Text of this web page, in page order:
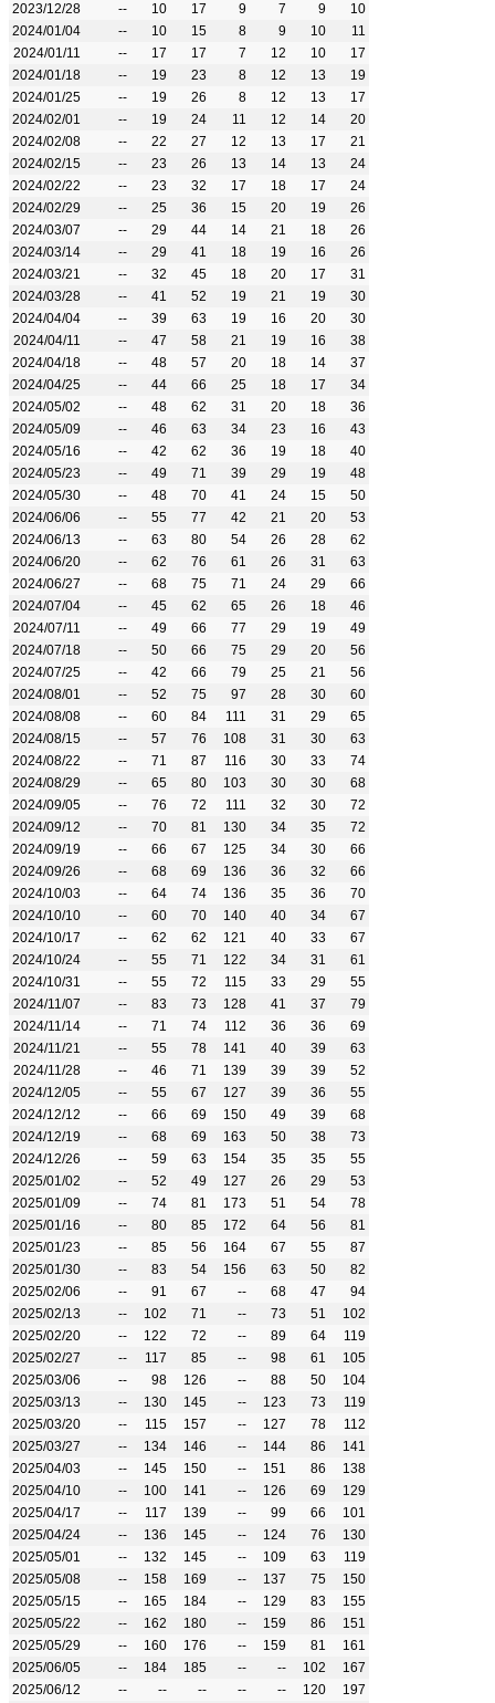
2023/12/28
-- 10 17 9 7 9
10
2024/01/04
-- 10 15 8 9 10
11
2024/01/11
-- 17 17 7 12 10
17
2024/01/18
-- 19 23 8 12 13
19
2024/01/25
-- 19 26 8 12 13
17
2024/02/01
-- 19 24 11 12 14
20
2024/02/08
-- 22 27 12 13 17
21
2024/02/15
-- 23 26 13 14 13
24
2024/02/22
-- 23 32 17 18 17
24
2024/02/29
-- 25 36 15 20 19
26
2024/03/07
-- 29 44 14 21 18
26
2024/03/14
-- 29 41 18 19 16
26
2024/03/21
-- 32 45 18 20 17
31
2024/03/28
-- 41 52 19 21 19
30
2024/04/04
-- 39 63 19 16 20
30
2024/04/11
-- 47 58 21 19 16
38
2024/04/18
-- 48 57 20 18 14
37
2024/04/25
-- 44 66 25 18 17
34
2024/05/02
-- 48 62 31 20 18
36
2024/05/09
-- 46 63 34 23 16
43
2024/05/16
-- 42 62 36 19 18
40
2024/05/23
-- 49 71 39 29 19
48
2024/05/30
-- 48 70 41 24 15
50
2024/06/06
-- 55 77 42 21 20
53
2024/06/13
-- 63 80 54 26 28
62
2024/06/20
-- 62 76 61 26 31
63
2024/06/27
-- 68 75 71 24 29
66
2024/07/04
-- 45 62 65 26 18
46
2024/07/11
-- 49 66 77 29 19
49
2024/07/18
-- 50 66 75 29 20
56
2024/07/25
-- 42 66 79 25 21
56
2024/08/01
-- 52 75 97 28 30
60
2024/08/08
-- 60 84 111 31 29
65
2024/08/15
-- 57 76 108 31 30
63
2024/08/22
-- 71 87 116 30 33
74
2024/08/29
-- 65 80 103 30 30
68
2024/09/05
-- 76 72 111 32 30
72
2024/09/12
-- 70 81 130 34 35
72
2024/09/19
-- 66 67 125 34 30
66
2024/09/26
-- 68 69 136 36 32
66
2024/10/03
-- 64 74 136 35 36
70
2024/10/10
-- 60 70 140 40 34
67
2024/10/17
-- 62 62 121 40 33
67
2024/10/24
-- 55 71 122 34 31
61
2024/10/31
-- 55 72 115 33 29
55
2024/11/07
-- 83 73 128 41 37
79
2024/11/14
-- 71 74 112 36 36
69
2024/11/21
-- 55 78 141 40 39
63
2024/11/28
-- 46 71 139 39 39
52
2024/12/05
-- 55 67 127 39 36
55
2024/12/12
-- 66 69 150 49 39
68
2024/12/19
-- 68 69 163 50 38
73
2024/12/26
-- 59 63 154 35 35
55
2025/01/02
-- 52 49 127 26 29
53
2025/01/09
-- 74 81 173 51 54
78
2025/01/16
-- 80 85 172 64 56
81
2025/01/23
-- 85 56 164 67 55
87
2025/01/30
-- 83 54 156 63 50
82
2025/02/06
-- 91 67 -- 68 47
94
2025/02/13
-- 102 71 -- 73 51
102
2025/02/20
-- 122 72 -- 89 64
119
2025/02/27
-- 117 85 -- 98 61
105
2025/03/06
-- 98 126 -- 88 50
104
2025/03/13
-- 130 145 -- 123 73
119
2025/03/20
-- 115 157 -- 127 78
112
2025/03/27
-- 134 146 -- 144 86
141
2025/04/03
-- 145 150 -- 151 86
138
2025/04/10
-- 100 141 -- 126 69
129
2025/04/17
-- 117 139 -- 99 66
101
2025/04/24
-- 136 145 -- 124 76
130
2025/05/01
-- 132 145 -- 109 63
119
2025/05/08
-- 158 169 -- 137 75
150
2025/05/15
-- 165 184 -- 129 83
155
2025/05/22
-- 162 180 -- 159 86
151
2025/05/29
-- 160 176 -- 159 81
161
2025/06/05
-- 184 185 -- -- 102
167
2025/06/12
-- -- -- -- -- 120
197